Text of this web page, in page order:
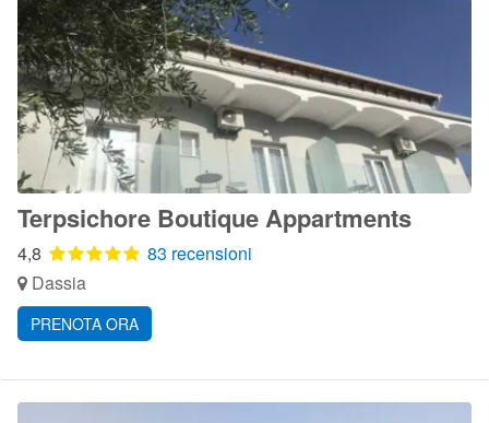
Terpsichore Boutique Appartments
4,8
83 recensioni
Dassia
PRENOTA ORA